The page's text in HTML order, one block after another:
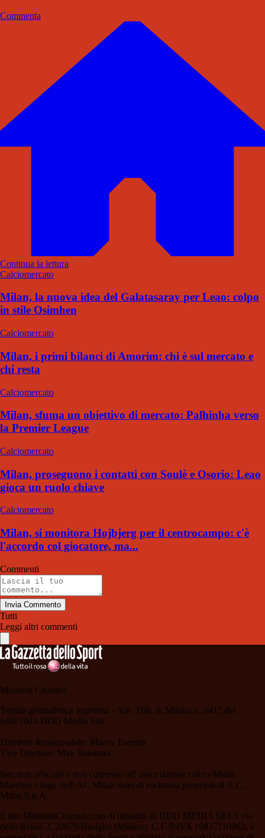
Commenta
Continua la lettura
Calciomercato
Milan, la nuova idea del Galatasaray per Leao: colpo
in stile Osimhen
Calciomercato
Milan, i primi bilanci di Amorim: chi è sul mercato e
chi resta
Calciomercato
Milan, sfuma un obiettivo di mercato: Palhinha verso
la Premier League
Calciomercato
Milan, proseguono i contatti con Soulè e Osorio: Leao
gioca un ruolo chiave
Calciomercato
Milan, si monitora Hojbjerg per il centrocampo: c'è
l'accordo col giocatore, ma...
Commenti
Invia Commento
Tutti
Leggi altri commenti
Milanisti Channel
Testata giornalistica registrata - Aut. Trib. di Milano n. 6415 del
6/06/2024 DDD Media Srls
Direttore Responsabile: Marco Torretta
Vice Direttore: Max Bambara.
Sito non ufficiale e non connesso all' associazione calcio Milan.
Marchio e logo dell' AC Milan sono di esclusiva proprietà di A.C.
Milan S.p.A.
Il sito MilanistiChannel.com di titolarità di DDD MEDIA SRLS via
delle Risaie 3, 20079 Basiglio (Milano), C.F./P.IVA 10837110963, è